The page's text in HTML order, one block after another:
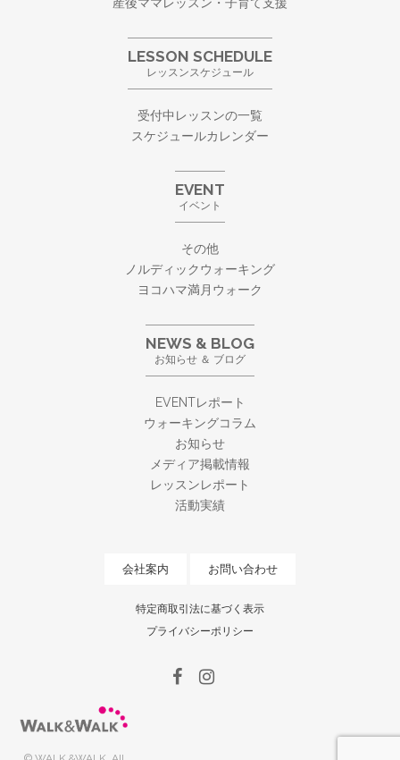
産後ママレッスン・子育て支援
LESSON SCHEDULE
レッスンスケジュール
受付中レッスンの一覧
スケジュールカレンダー
EVENT
イベント
その他
ノルディックウォーキング
ヨコハマ満月ウォーク
NEWS & BLOG
お知らせ ＆ ブログ
EVENTレポート
ウォーキングコラム
お知らせ
メディア掲載情報
レッスンレポート
活動実績
会社案内 お問い合わせ
特定商取引法に基づく表示
プライバシーポリシー